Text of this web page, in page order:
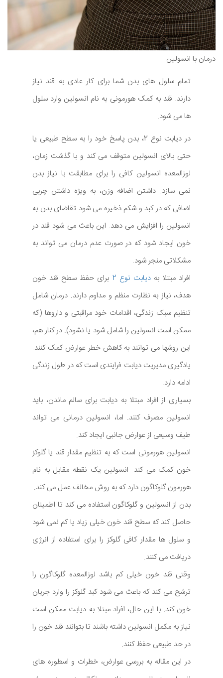
درمان با انسولین
تمام سلول های بدن شما برای کار عادی به قند نیاز
دارند. قند به کمک هورمونی به نام انسولین وارد سلول
ها می شود.
در دیابت نوع 2، بدن پاسخ خود را به سطح طبیعی یا
حتی بالای انسولین متوقف می کند و با گذشت زمان،
لوزالمعده انسولین کافی را برای مطابقت با نیاز بدن
نمی سازد. داشتن اضافه وزن، به ویژه داشتن چربی
اضافی که در کبد و شکم ذخیره می شود تقاضای بدن به
انسولین را افزایش می دهد. این باعث می شود قند در
خون ایجاد شود که در صورت عدم درمان می تواند به
مشکلاتی منجر شود.
افراد مبتلا بهدیابت نوع 2
برای حفظ سطح قند خون
هدف، نیاز به نظارت منظم و مداوم دارند. درمان شامل
تنظیم سبک زندگی، اقدامات خود مراقبتی و داروها (که
ممکن است انسولین را شامل شود یا نشود). در کنار هم،
این روشها می توانند به کاهش خطر عوارض کمک کنند.
یادگیری مدیریت دیابت فرایندی است که در طول زندگی
ادامه دارد.
بسیاری از افراد مبتلا به دیابت برای سالم ماندن، باید
انسولین مصرف کنند. اما، انسولین درمانی می تواند
طیف وسیعی از عوارض جانبی ایجاد کند.
انسولین هورمونی است که به تنظیم مقدار قند یا گلوکز
خون کمک می کند. انسولین یک نقطه مقابل به نام
هورمون گلوکاگون دارد که به روش مخالف عمل می کند.
بدن از انسولین و گلوکاگون استفاده می کند تا اطمینان
حاصل کند که سطح قند خون خیلی زیاد یا کم نمی شود
و سلول ها مقدار کافی گلوکز را برای استفاده از انرژی
دریافت می کنند.
وقتی قند خون خیلی کم باشد لوزالمعده گلوکاگون را
ترشح می کند که باعث می شود کبد گلوکز را وارد جریان
خون کند. با این حال، افراد مبتلا به دیابت ممکن است
نیاز به مکمل انسولین داشته باشند تا بتوانند قند خون را
در حد طبیعی حفظ کنند.
در این مقاله به بررسی عوارض، خطرات و اسطوره های